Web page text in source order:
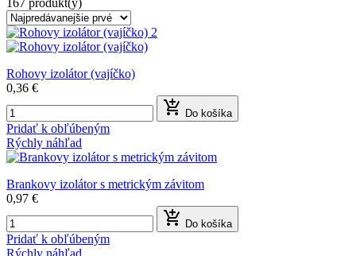
Rohovy izolátor (vajíčko)
0,36 €
 Do košíka
Pridať k obľúbeným
Rýchly náhľad
Brankovy izolátor s metrickým závitom
0,97 €
 Do košíka
Pridať k obľúbeným
Rýchly náhľad